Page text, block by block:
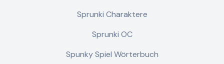
Sprunki Charaktere
Sprunki OC
Spunky Spiel Wörterbuch